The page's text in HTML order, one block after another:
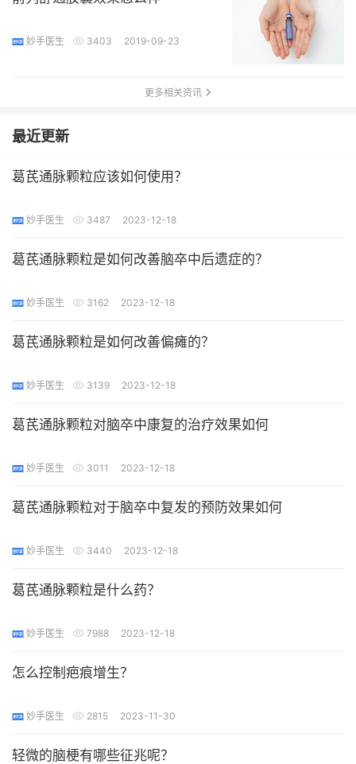
妙手医生 3403 2019-09-23
更多相关资讯
最近更新
葛芪通脉颗粒应该如何使用？
妙手医生 3487 2023-12-18
葛芪通脉颗粒是如何改善脑卒中后遗症的？
妙手医生 3162 2023-12-18
葛芪通脉颗粒是如何改善偏瘫的？
妙手医生 3139 2023-12-18
葛芪通脉颗粒对脑卒中康复的治疗效果如何
妙手医生 3011 2023-12-18
葛芪通脉颗粒对于脑卒中复发的预防效果如何
妙手医生 3440 2023-12-18
葛芪通脉颗粒是什么药？
妙手医生 7988 2023-12-18
怎么控制疤痕增生？
妙手医生 2815 2023-11-30
轻微的脑梗有哪些征兆呢？